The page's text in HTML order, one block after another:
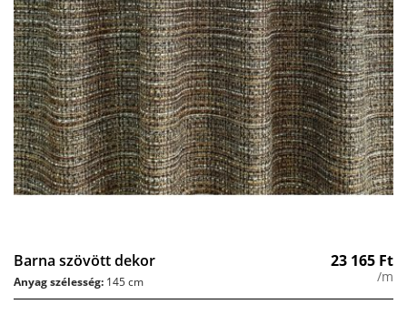
Barna szövött dekor 23 165 Ft
/m
Anyag szélesség: 145 cm